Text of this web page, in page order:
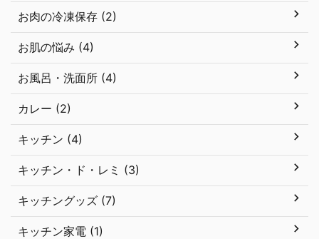
お肉の冷凍保存 (2)
お肌の悩み (4)
お風呂・洗面所 (4)
カレー (2)
キッチン (4)
キッチン・ド・レミ (3)
キッチングッズ (7)
キッチン家電 (1)